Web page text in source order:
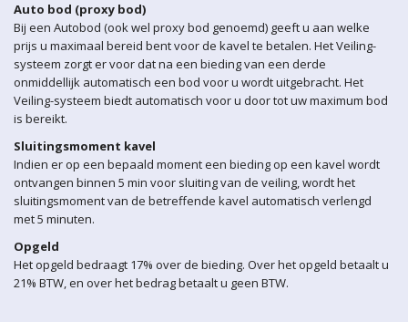
Auto bod (proxy bod)
Bij een Autobod (ook wel proxy bod genoemd) geeft u aan welke
prijs u maximaal bereid bent voor de kavel te betalen. Het Veiling-
systeem zorgt er voor dat na een bieding van een derde
onmiddellijk automatisch een bod voor u wordt uitgebracht. Het
Veiling-systeem biedt automatisch voor u door tot uw maximum bod
is bereikt.
Sluitingsmoment kavel
Indien er op een bepaald moment een bieding op een kavel wordt
ontvangen binnen 5 min voor sluiting van de veiling, wordt het
sluitingsmoment van de betreffende kavel automatisch verlengd
met 5 minuten.
Opgeld
Het opgeld bedraagt 17% over de bieding. Over het opgeld betaalt u
21% BTW, en over het bedrag betaalt u geen BTW.